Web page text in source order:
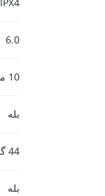
6.0
10 متر
بله
44 گرم
بله